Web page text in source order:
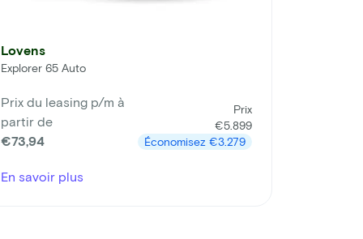
Lovens
Explorer 65 Auto
Prix du leasing p/m à
partir de
€73,94
Prix
€5.899
Économisez €3.279
En savoir plus